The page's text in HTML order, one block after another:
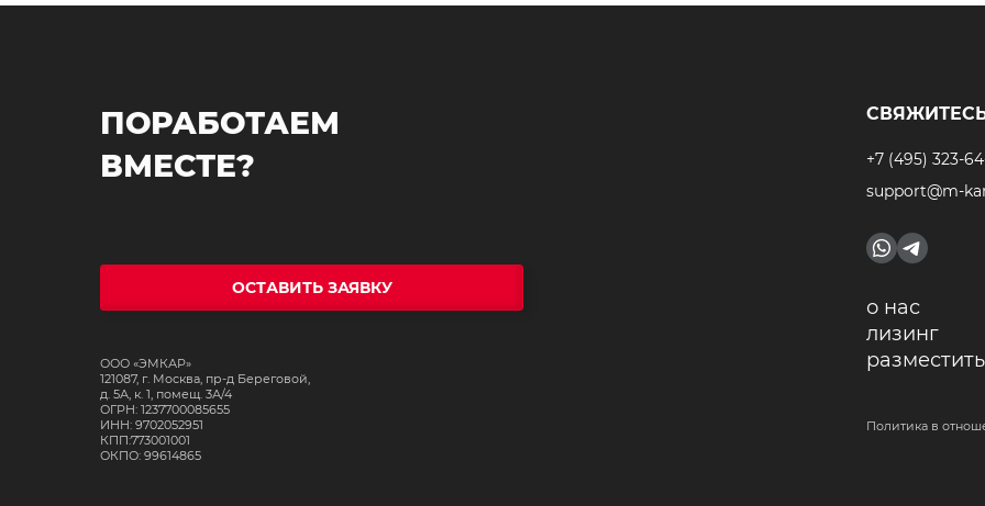
ПОРАБОТАЕМ
ВМЕСТЕ?
ОСТАВИТЬ ЗАЯВКУ
ООО «ЭМКАР»
121087, г. Москва, пр-д Береговой,
д. 5А, к. 1, помещ. 3А/4
ОГРН: 1237700085655
ИНН: 9702052951
КПП:773001001
ОКПО: 99614865
+7 (495) 323-
support@m-
о нас
лизинг
Политика в